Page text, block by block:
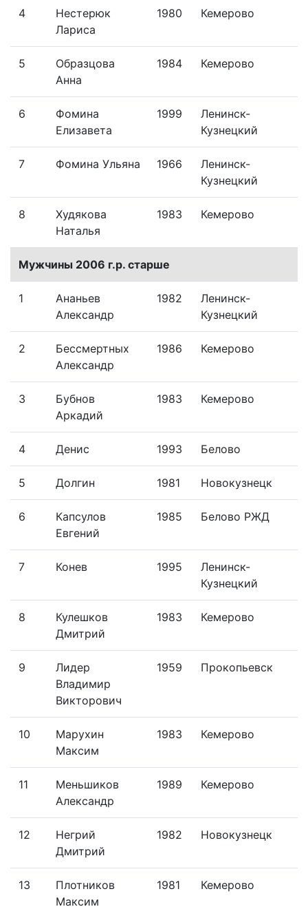
4
Нестерюк
Лариса
1980 Кемерово
5
Образцова
Анна
1984 Кемерово
6
Фомина
Елизавета
1999
Ленинск-
Кузнецкий
7 Фомина Ульяна 1966
Ленинск-
Кузнецкий
8
Худякова
Наталья
1983 Кемерово
Мужчины 2006 г.р. старше
1
Ананьев
Александр
1982
Ленинск-
Кузнецкий
2
Бессмертных
Александр
1986 Кемерово
3
Бубнов
Аркадий
1983 Кемерово
4 Денис 1993 Белово
5 Долгин 1981 Новокузнецк
6
Капсулов
Евгений
1985 Белово РЖД
7 Конев 1995
Ленинск-
Кузнецкий
8
Кулешков
Дмитрий
1983 Кемерово
9
Лидер
Владимир
Викторович
1959 Прокопьевск
10
Марухин
Максим
1983 Кемерово
11
Меньшиков
Александр
1989 Кемерово
12
Негрий
Дмитрий
1982 Новокузнецк
13
Плотников
Максим
1981 Кемерово